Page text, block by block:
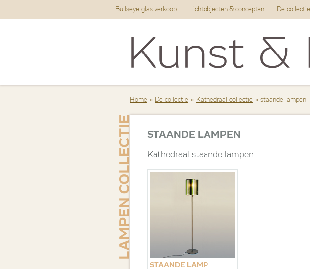
Bullseye glas verkoop Lichtobjecten & concepten De collectie
Home » De collectie » Kathedraal collectie » staande lampen
STAANDE LAMPEN
Kathedraal staande lampen
STAANDE LAMP